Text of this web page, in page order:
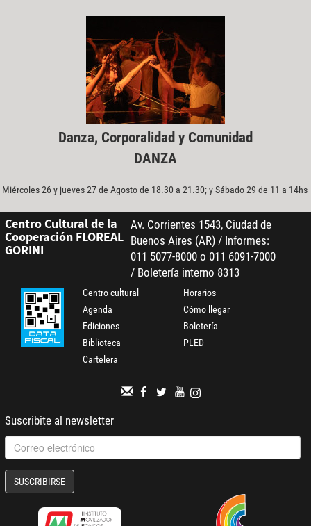
Danza, Corporalidad y Comunidad
DANZA
Miércoles 26 y jueves 27 de Agosto de 18.30 a 21.30; y Sábado 29 de 11 a 14hs
Centro Cultural de la
Cooperación FLOREAL
GORINI
Av. Corrientes 1543, Ciudad de
Buenos Aires (AR) / Informes:
011 5077-8000 o 011 6091-7000
/ Boletería interno 8313
Centro cultural
Agenda
Ediciones
Biblioteca
Cartelera
Horarios
Cómo llegar
Boletería
PLED
Suscribite al newsletter
SUSCRIBIRSE